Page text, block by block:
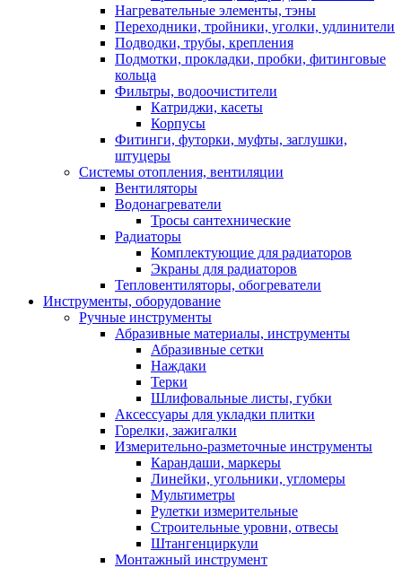
Нагревательные элементы, тэны
Переходники, тройники, уголки, удлинители
Подводки, трубы, крепления
Подмотки, прокладки, пробки, фитинговые
кольца
Фильтры, водоочистители
Катриджи, касеты
Корпусы
Фитинги, футорки, муфты, заглушки,
штуцеры
Системы отопления, вентиляции
Вентиляторы
Водонагреватели
Тросы сантехнические
Радиаторы
Комплектующие для радиаторов
Экраны для радиаторов
Тепловентиляторы, обогреватели
Инструменты, оборудование
Ручные инструменты
Абразивные материалы, инструменты
Абразивные сетки
Наждаки
Терки
Шлифовальные листы, губки
Аксессуары для укладки плитки
Горелки, зажигалки
Измерительно-разметочные инструменты
Карандаши, маркеры
Линейки, угольники, угломеры
Мультиметры
Рулетки измерительные
Строительные уровни, отвесы
Штангенциркули
Монтажный инструмент